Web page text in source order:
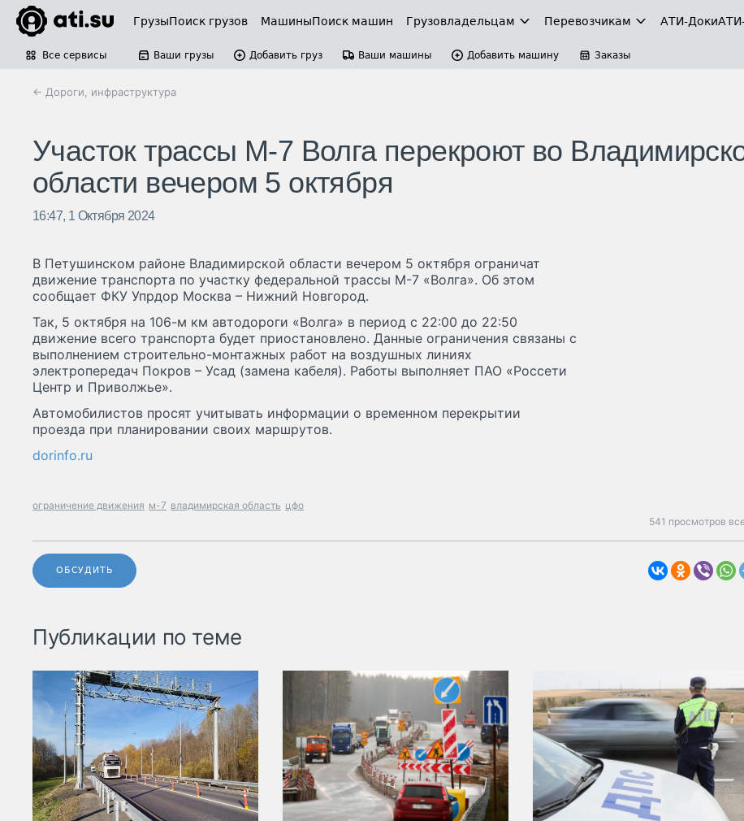
ГрузыПоиск грузов МашиныПоиск машин Грузовладельцам Перевозчикам АТИ-Доки
Все сервисы Ваши грузы Добавить груз Ваши машины Добавить машину Заказы
← Дороги, инфраструктура
Участок трассы М-7 Волга перекроют во
области вечером 5 октября
16:47, 1 Октября 2024
В Петушинском районе Владимирской области вечером 5 октября ограничат
движение транспорта по участку федеральной трассы М-7 «Волга». Об этом
сообщает ФКУ Упрдор Москва – Нижний Новгород.
Так, 5 октября на 106-м км автодороги «Волга» в период с 22:00 до 22:50
движение всего транспорта будет приостановлено. Данные ограничения связаны с
выполнением строительно-монтажных работ на воздушных линиях
электропередач Покров – Усад (замена кабеля). Работы выполняет ПАО «Россети
Центр и Приволжье».
Автомобилистов просят учитывать информации о временном перекрытии
проезда при планировании своих маршрутов.
dorinfo.ru
ограничение движения м-7 владимирская область цфо
541 просмотров
ОБСУДИТЬ
Публикации по теме